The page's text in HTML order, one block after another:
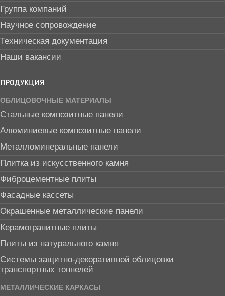
Группа компаний
Научное сопровождение
Техническая документация
Наши вакансии
ПРОДУКЦИЯ
ОБЛИЦОВОЧНЫЕ МАТЕРИАЛЫ
Стальные композитные панели
Алюминиевые композитные панели
Металломинеральные панели
Плитка из искусственного камня
Фиброцементные плиты
Фасадные кассеты
Окрашенные металлические панели
Керамогранитные плиты
Плиты из натурального камня
Системы защитно-декоративной облицовки
транспортных тоннелей
МЕТАЛЛИЧЕСКИЕ КАРКАСЫ